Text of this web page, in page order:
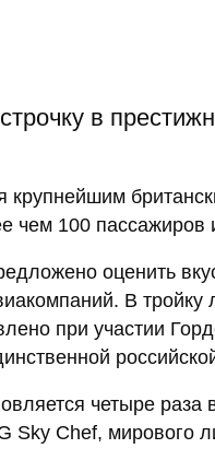
в
крупнейшим
чем 100 пассажиров
оценить
В
при участии
четыре раза
Chef, мирового